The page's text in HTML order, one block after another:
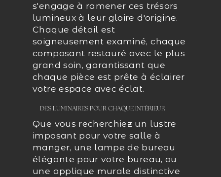
s'engage à ramener ces trésors
lumineux à leur gloire d'origine.
Chaque détail est
soigneusement examiné, chaque
composant restauré avec le plus
grand soin, garantissant que
chaque pièce est prête à éclairer
votre espace avec éclat.
DES LUMINAIRES POUR CHAQUE INTÉRIEUR
Que vous recherchiez un lustre
imposant pour votre salle à
manger, une lampe de bureau
élégante pour votre bureau, ou
une applique murale distinctive